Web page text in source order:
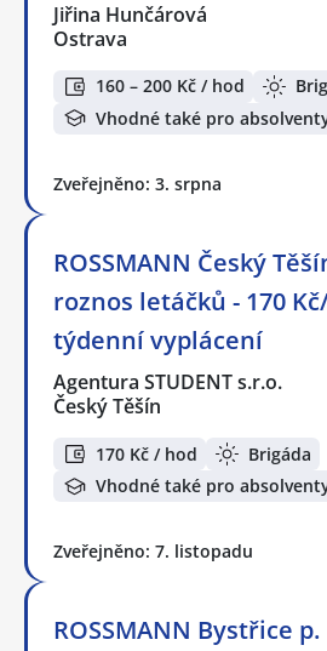
Jiřina Hunčárová
Ostrava
160 – 200 Kč / hod
Vhodné také pro
Zveřejněno: 3. srpna
ROSSMANN Český
roznos letáčků - 170
týdenní vyplácení
Agentura STUDENT s.r.o.
Český Těšín
170 Kč / hod
Brigáda
Vhodné také pro
Zveřejněno: 7. listopadu
ROSSMANN Bystřice p.